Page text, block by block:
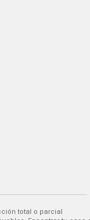
total o parcial